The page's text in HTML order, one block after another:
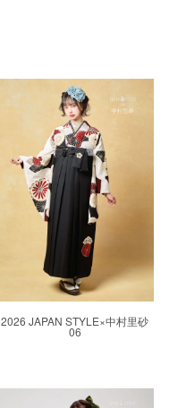
2026 JAPAN STYLE×中村里砂
06